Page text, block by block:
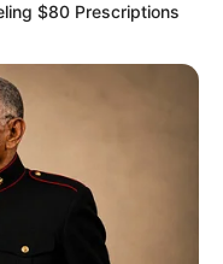
งาน ไป
ะวันตกเฉียงใต้ ให้
ด้านบวกช่วยให้ชีวิต
$80 Prescriptions